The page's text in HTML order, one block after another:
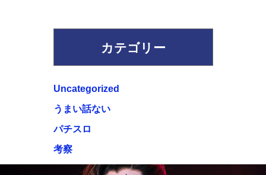
カテゴリー
Uncategorized
うまい話ない
パチスロ
考察